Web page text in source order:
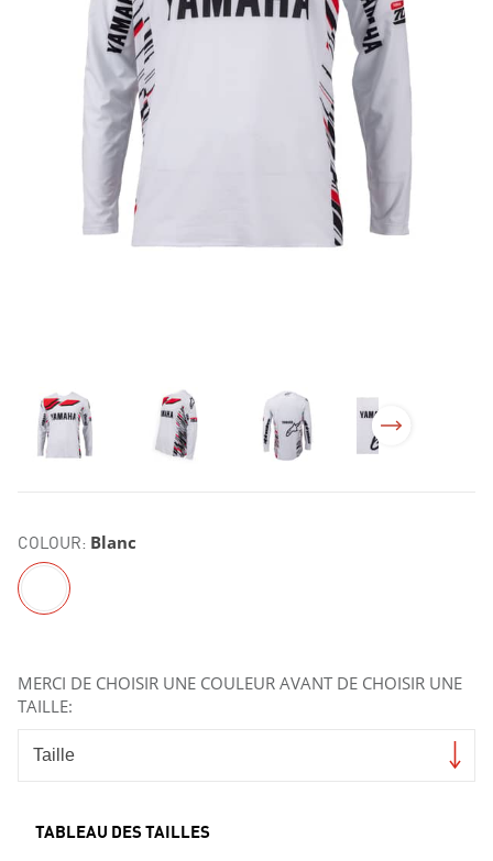
COLOUR: Blanc
MERCI DE CHOISIR UNE COULEUR AVANT DE CHOISIR UNE
TAILLE:
TABLEAU DES TAILLES